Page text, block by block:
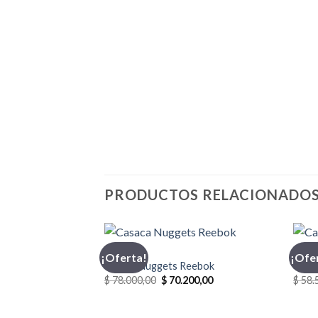
PRODUCTOS RELACIONADOS
¡Oferta!
CASACA
Casaca Nuggets Reebok
$78.000,00 El
precio
$ 70.200,00El
$